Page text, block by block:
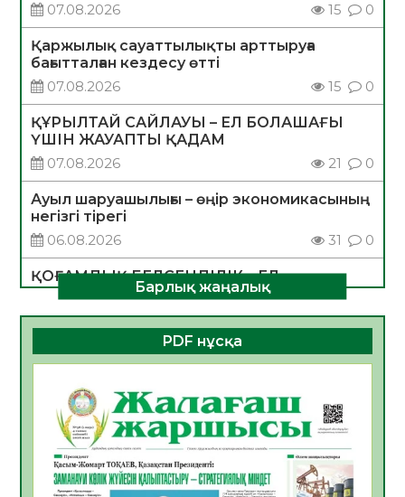
07.08.2026
15 0
Қаржылық сауаттылықты арттыруға
бағытталған кездесу өтті
07.08.2026
15 0
ҚҰРЫЛТАЙ САЙЛАУЫ – ЕЛ БОЛАШАҒЫ
ҮШІН ЖАУАПТЫ ҚАДАМ
07.08.2026
21 0
Ауыл шаруашылығы – өңір экономикасының
негізгі тірегі
06.08.2026
31 0
ҚОҒАМДЫҚ БЕЛСЕНДІЛІК – ЕЛ
ДАМУЫНЫҢ НЕГІЗІ
06.08.2026
30 0
ҚҰРЫЛТАЙ САЙЛАУЫ – БОЛАШАҚҚА
06.08.2026
Инфекциялық ауруларға қарсы иммундау
жұмыстарының тиімділігі
06.08.2026
33
Барлық жаңалық
PDF нұсқа